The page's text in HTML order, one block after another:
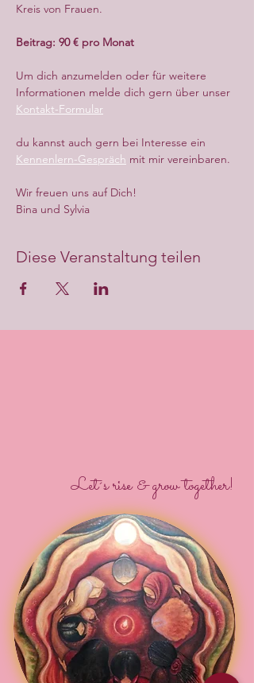
Kreis von Frauen.
Beitrag: 90 € pro Monat
Um dich anzumelden oder für weitere
Informationen melde dich gern über unser
Kontakt-Formular
du kannst auch gern bei Interesse ein
Kennenlern-Gespräch mit mir vereinbaren.
Wir freuen uns auf Dich!
Bina und Sylvia
Diese Veranstaltung teilen
Let´s rise & grow together!